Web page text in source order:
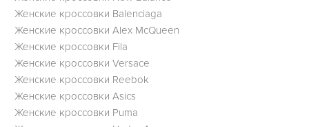
Женские кроссовки Balenciaga
Женские кроссовки Alex McQueen
Женские кроссовки Fila
Женские кроссовки Versace
Женские кроссовки Reebok
Женские кроссовки Asics
Женские кроссовки Puma